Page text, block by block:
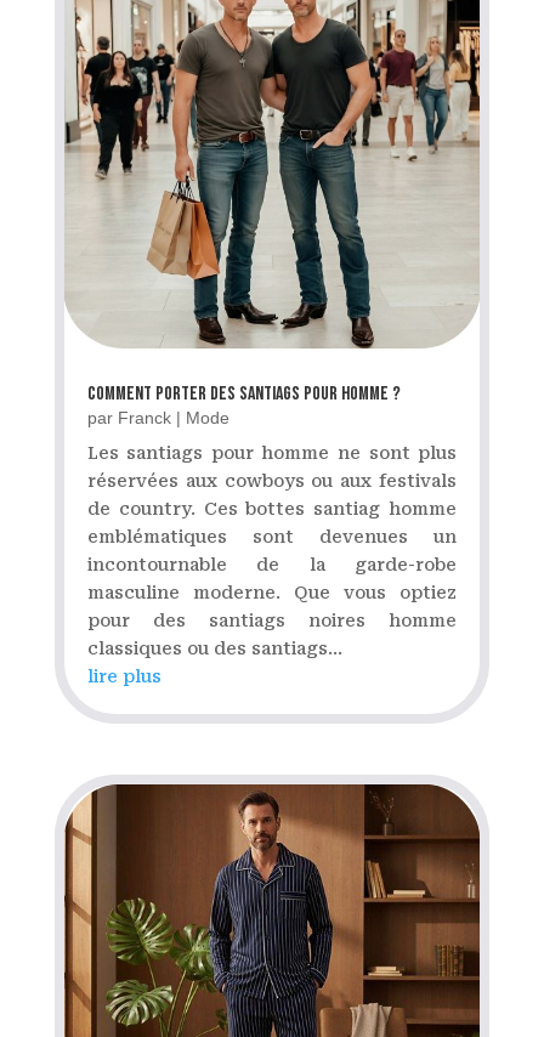
Comment Porter des Santiags pour Homme ?
par Franck| Mode
Les santiags pour homme ne sont plus
réservées aux cowboys ou aux festivals
de country. Ces bottes santiag homme
emblématiques sont devenues un
incontournable de la garde-robe
masculine moderne. Que vous optiez
pour des santiags noires homme
classiques ou des santiags...
lire plus